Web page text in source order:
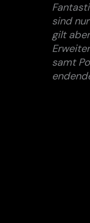
sind
gilt
samt